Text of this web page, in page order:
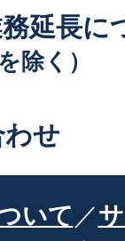
延長に
除く）
せ
いて